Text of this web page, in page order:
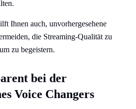
Ihnen auch, unvorhergesehene
die Streaming-Qualität zu
zu begeistern.
bei der
Voice Changers